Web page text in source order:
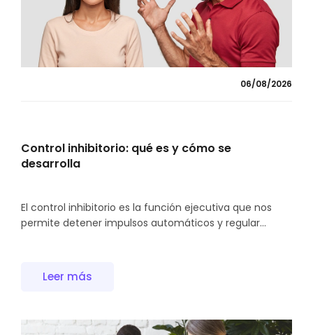
06/08/2026
Control inhibitorio: qué es y cómo se
desarrolla
El control inhibitorio es la función ejecutiva que nos
permite detener impulsos automáticos y regular...
Leer más